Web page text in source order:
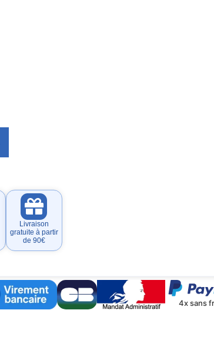
Livraison
gratuite à partir
de 90€
4x sans